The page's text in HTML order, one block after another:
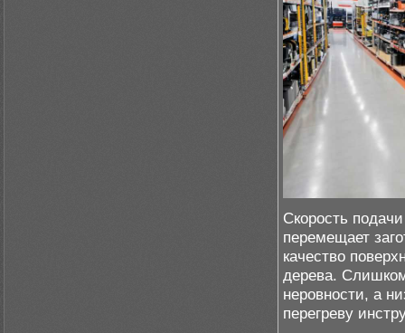
Скорость
перемещает
качество
дерева.
неровности, а
перегреву